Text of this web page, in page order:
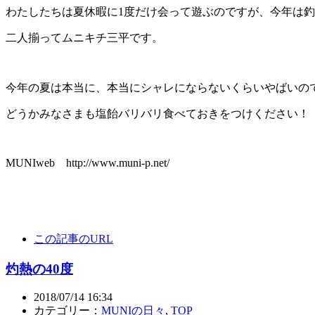
わたしたちは夏休暇に1度だけ会って遊ぶのですが、今年は釣
二人揃ってムニキチ三平です。
今年の夏は本当に、本当にシャレにならないくらいやばいの
どうかみなさまも塩飴バリバリ食べておきをつけください！
MUNIweb http://www.muni-p.net/
この記事のURL
灼熱の40度
2018/07/14 16:34
カテゴリー： MUNIの日々 , TOP